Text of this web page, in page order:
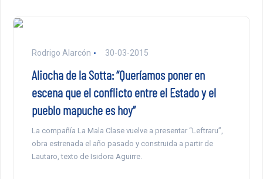
Rodrigo Alarcón 30-03-2015
Aliocha de la Sotta: “Queríamos poner en
escena que el conflicto entre el Estado y el
pueblo mapuche es hoy”
La compañía La Mala Clase vuelve a presentar “Leftraru”,
obra estrenada el año pasado y construida a partir de
Lautaro, texto de Isidora Aguirre.